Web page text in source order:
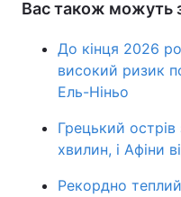
Вас також можуть
До кінця 2026
високий ризик
Ель-Ніньо
Грецький острів
хвилин, і Афіни
Рекордно